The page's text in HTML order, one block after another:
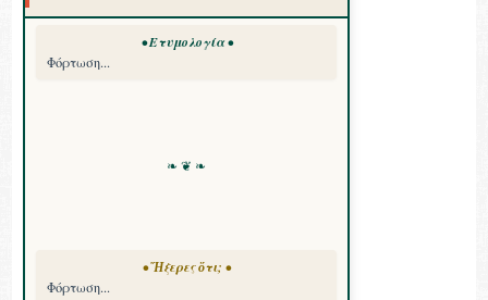
• Ετυμολογία •
Φόρτωση...
❧ ❦ ❧
• Ἤξερες ὅτι; •
Φόρτωση...